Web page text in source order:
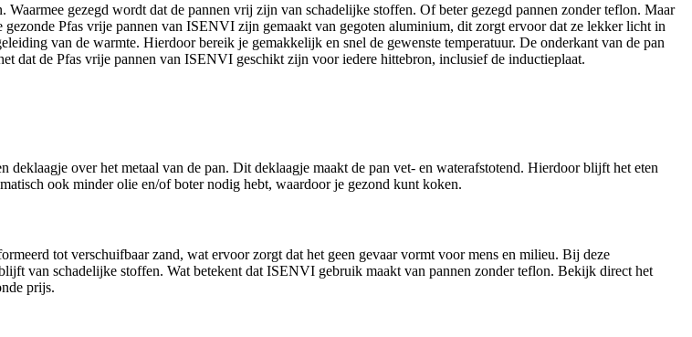
gezegd wordt dat de pannen vrij zijn van schadelijke stoffen. Of beter gezegd pannen zonder teflon. Maar
Pfas vrije pannen van ISENVI zijn gemaakt van gegoten aluminium, dit zorgt ervoor dat ze lekker licht in
van de warmte. Hierdoor bereik je gemakkelijk en snel de gewenste temperatuur. De onderkant van de pan
dat de Pfas vrije pannen van ISENVI geschikt zijn voor iedere hittebron, inclusief de inductieplaat.
over het metaal van de pan. Dit deklaagje maakt de pan vet- en waterafstotend. Hierdoor blijft het eten
ook minder olie en/of boter nodig hebt, waardoor je gezond kunt koken.
tot verschuifbaar zand, wat ervoor zorgt dat het geen gevaar vormt voor mens en milieu. Bij deze
van schadelijke stoffen. Wat betekent dat ISENVI gebruik maakt van pannen zonder teflon. Bekijk direct het
prijs.